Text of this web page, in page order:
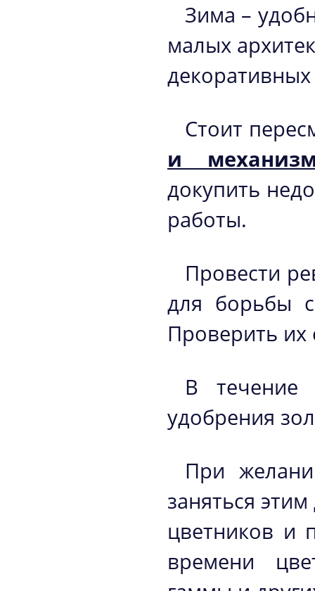
Зима –
малых
Стоит
и
докупить
работы.
Провести
для борьбы
Проверить их
В течение
удобрения
При
заняться
цветников и
времени